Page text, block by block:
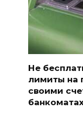
Не
лимиты на
своими